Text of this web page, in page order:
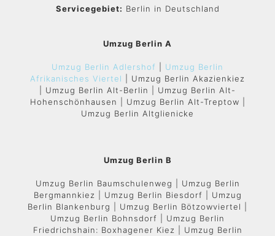
Servicegebiet: Berlin in Deutschland
Umzug Berlin A
Umzug Berlin Adlershof
Umzug Berlin
Afrikanisches Viertel
| Umzug Berlin Akazienkiez
| Umzug Berlin Alt-Berlin | Umzug Berlin Alt-
Hohenschönhausen | Umzug Berlin Alt-Treptow |
Umzug Berlin Altglienicke
Umzug Berlin B
Umzug Berlin Baumschulenweg | Umzug Berlin
Bergmannkiez | Umzug Berlin Biesdorf | Umzug
Berlin Blankenburg | Umzug Berlin Bötzowviertel |
Umzug Berlin Bohnsdorf | Umzug Berlin
Friedrichshain: Boxhagener Kiez | Umzug Berlin